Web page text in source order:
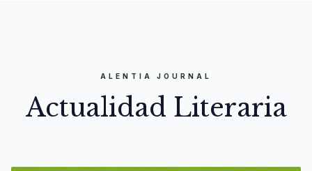
ALENTIA JOURNAL
Actualidad Literaria